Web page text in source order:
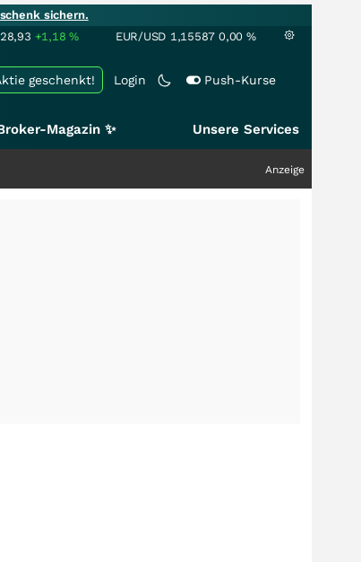
sichern.
+1,18% EUR/USD 1,15587 0,00 %
Login Push-Kurse
geschenkt!
Magazin ✨ Unsere Services
Anzeige